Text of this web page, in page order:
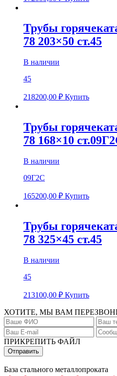
Трубы
78 203×50 ст.45
В наличии
45
218200,00 ₽ Купить
Трубы
78 168×10
В наличии
09Г2С
165200,00 ₽ Купить
Трубы
78 325×45 ст.45
В наличии
45
213100,00 ₽ Купить
ХОТИТЕ, МЫ ВАМ
ПРИКРЕПИТЬ ФАЙЛ
База стального металлопроката